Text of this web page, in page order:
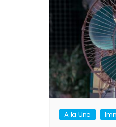
A la Une